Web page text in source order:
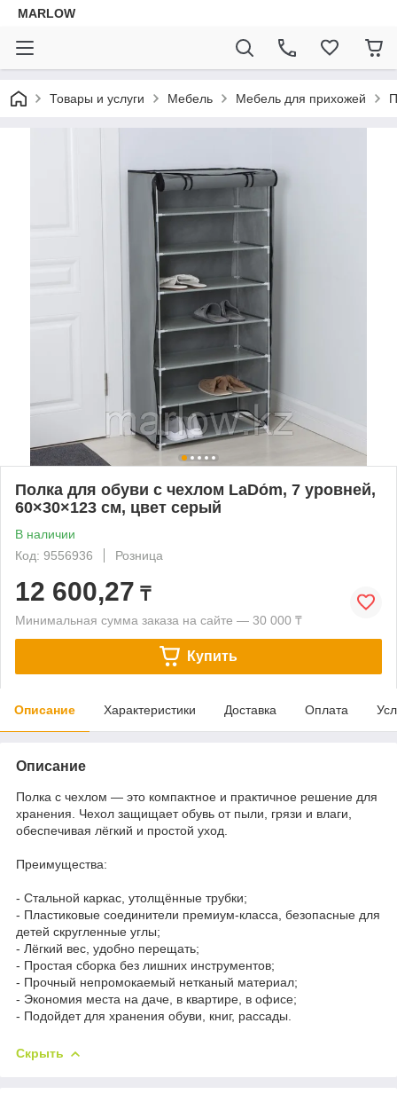
MARLOW
Товары и услуги Мебель Мебель для прихожей
Полка для обуви с чехлом LaDо́m, 7 уровней,
60×30×123 см, цвет серый
В наличии
Код: 9556936
Розница
12 600,27 ₸
Минимальная сумма заказа на сайте — 30 000 ₸
Купить
Описание Характеристики Доставка Оплата
Описание
Полка с чехлом — это компактное и практичное решение для
хранения. Чехол защищает обувь от пыли, грязи и влаги,
обеспечивая лёгкий и простой уход.
Преимущества:
- Стальной каркас, утолщённые трубки;
- Пластиковые соединители премиум-класса, безопасные для
детей скругленные углы;
- Лёгкий вес, удобно перещать;
- Простая сборка без лишних инструментов;
- Прочный непромокаемый нетканый материал;
- Экономия места на даче, в квартире, в офисе;
- Подойдет для хранения обуви, книг, рассады.
Скрыть